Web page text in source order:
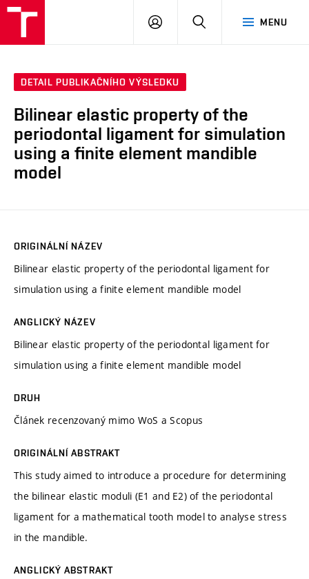
MENU
PŘIHLÁSIT
DETAIL PUBLIKAČNÍHO VÝSLEDKU
Bilinear elastic property of the
periodontal ligament for simulation
using a finite element mandible
model
ORIGINÁLNÍ NÁZEV
Bilinear elastic property of the periodontal ligament for
simulation using a finite element mandible model
ANGLICKÝ NÁZEV
Bilinear elastic property of the periodontal ligament for
simulation using a finite element mandible model
DRUH
Článek recenzovaný mimo WoS a Scopus
ORIGINÁLNÍ ABSTRAKT
This study aimed to introduce a procedure for determining
the bilinear elastic moduli (E1 and E2) of the periodontal
ligament for a mathematical tooth model to analyse stress
in the mandible.
ANGLICKÝ ABSTRAKT